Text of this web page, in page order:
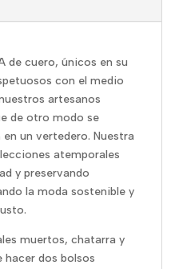
de cuero, únicos en su
con el medio
artesanos
de otro modo se
un vertedero. Nuestra
atemporales
y preservando
la moda sostenible y
muertos, chatarra y
hacer dos bolsos